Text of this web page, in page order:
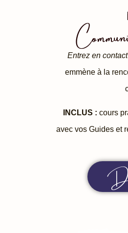
Entrez en
emmène à la
INCLUS : cours
avec vos Guides et